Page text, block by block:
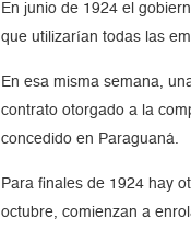
En junio de 1924 el
que utilizarían todas las
En esa misma semana,
contrato otorgado a la
concedido en Paraguaná.
Para finales de 1924 hay
octubre, comienzan a